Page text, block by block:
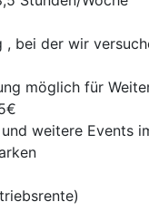
bei der wir
möglich für
weitere Events